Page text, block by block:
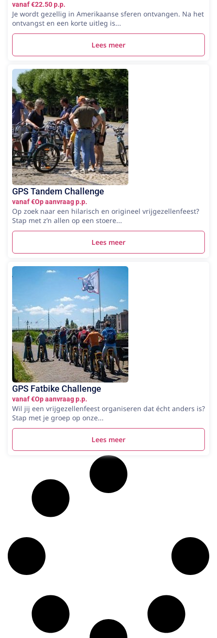
vanaf €22.50 p.p.
Je wordt gezellig in Amerikaanse sferen ontvangen. Na het
ontvangst en een korte uitleg is...
Lees meer
GPS Tandem Challenge
vanaf €Op aanvraag p.p.
Op zoek naar een hilarisch en origineel vrijgezellenfeest?
Stap met z’n allen op een stoere...
Lees meer
GPS Fatbike Challenge
vanaf €Op aanvraag p.p.
Wil jij een vrijgezellenfeest organiseren dat écht anders is?
Stap met je groep op onze...
Lees meer